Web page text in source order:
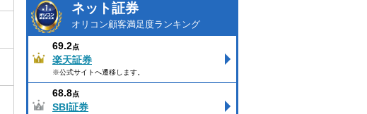
ネット証券
オリコン顧客満足度ランキング
69.2点
楽天証券
※公式サイトへ遷移します。
68.8点
SBI証券